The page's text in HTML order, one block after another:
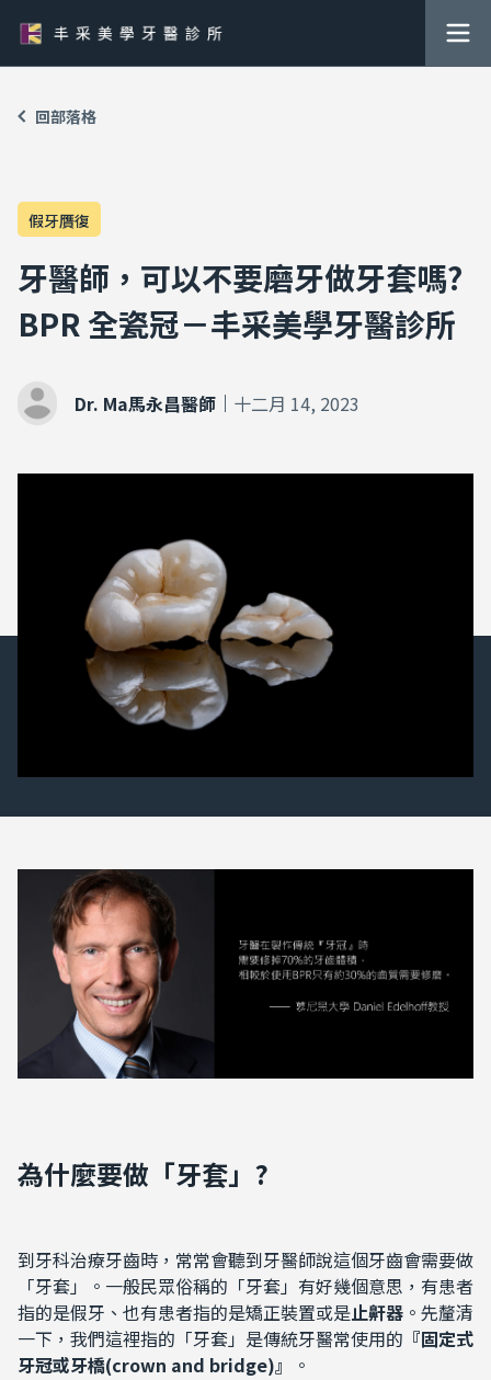
回部落格
假牙贋復
牙醫師，可以不要磨牙做牙套嗎?
BPR 全瓷冠－丰采美學牙醫診所
Dr. Ma馬永昌醫師 十二月 14, 2023
為什麼要做 「牙套」 ?
到牙科治療牙齒時，常常會聽到牙醫師說這個牙齒會需要做
「牙套」。一般民眾俗稱的「牙套」有好幾個意思，有患者
指的是假牙、也有患者指的是矯正裝置或是止鼾器 。先釐清
一下，我們這裡指的「牙套」是傳統牙醫常使用的 『固定式
牙冠或牙橋(crown and bridge)』 。